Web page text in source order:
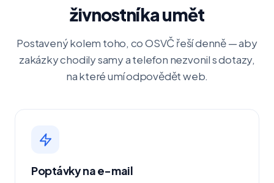
živnostníka umět
Postavený kolem toho, co OSVČ řeší denně — aby
zakázky chodily samy a telefon nezvonil s dotazy,
na které umí odpovědět web.
Poptávky na e-mail